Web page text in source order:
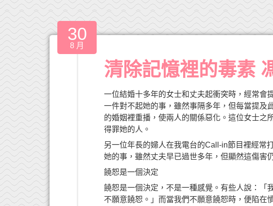
30
8 月
清除記憶裡的毒素
一位結婚十多年的女士和丈夫起衝突時，經常會
一件對不起她的事，雖然事隔多年，但每當提及
的婚姻裡重播，使兩人的關係惡化。這位女士之
得罪她的人。
另一位年長的婦人在我電台的Call-in節目裡經常
她的事，雖然丈夫早已過世多年，但顯然這傷害
饒恕是一個決定
饒恕是一個決定，不是一種感覺。有些人說：「
不願意饒恕。」而當我們不願意饒恕時，便陷在